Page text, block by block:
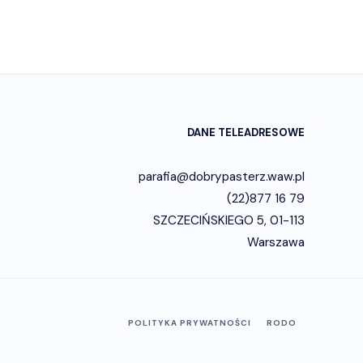
DANE TELEADRESOWE
parafia@dobrypasterz.waw.pl
(22)877 16 79
SZCZECIŃSKIEGO 5, 01-113
Warszawa
POLITYKA PRYWATNOŚCI RODO